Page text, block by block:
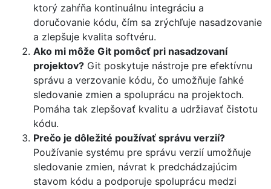
ktorý zahŕňa kontinuálnu integráciu a
doručovanie kódu, čím sa zrýchľuje nasadzovanie
a zlepšuje kvalita softvéru.
Ako mi môže Git pomôcť pri nasadzovaní
projektov? Git poskytuje nástroje pre efektívnu
správu a verzovanie kódu, čo umožňuje ľahké
sledovanie zmien a spoluprácu na projektoch.
Pomáha tak zlepšovať kvalitu a udržiavať čistotu
kódu.
Prečo je dôležité používať správu verzií?
Používanie systému pre správu verzií umožňuje
sledovanie zmien, návrat k predchádzajúcim
stavom kódu a podporuje spoluprácu medzi